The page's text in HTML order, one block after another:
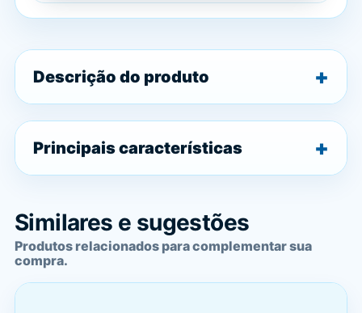
Descrição do produto
Principais características
Similares e sugestões
Produtos relacionados para complementar sua
compra.